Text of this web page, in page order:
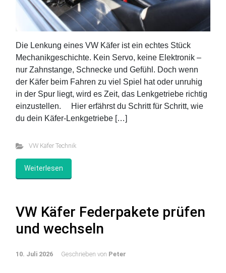
Die Lenkung eines VW Käfer ist ein echtes Stück
Mechanikgeschichte. Kein Servo, keine Elektronik –
nur Zahnstange, Schnecke und Gefühl. Doch wenn
der Käfer beim Fahren zu viel Spiel hat oder unruhig
in der Spur liegt, wird es Zeit, das Lenkgetriebe richtig
einzustellen. Hier erfährst du Schritt für Schritt, wie
du dein Käfer-Lenkgetriebe […]
VW Käfer Technik
Weiterlesen
VW Käfer Federpakete prüfen
und wechseln
10. Juli 2026 Geschrieben von Peter